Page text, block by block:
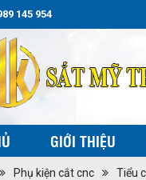
145 954
GIỚI THIỆU
Phụ kiện cắt cnc Tiểu